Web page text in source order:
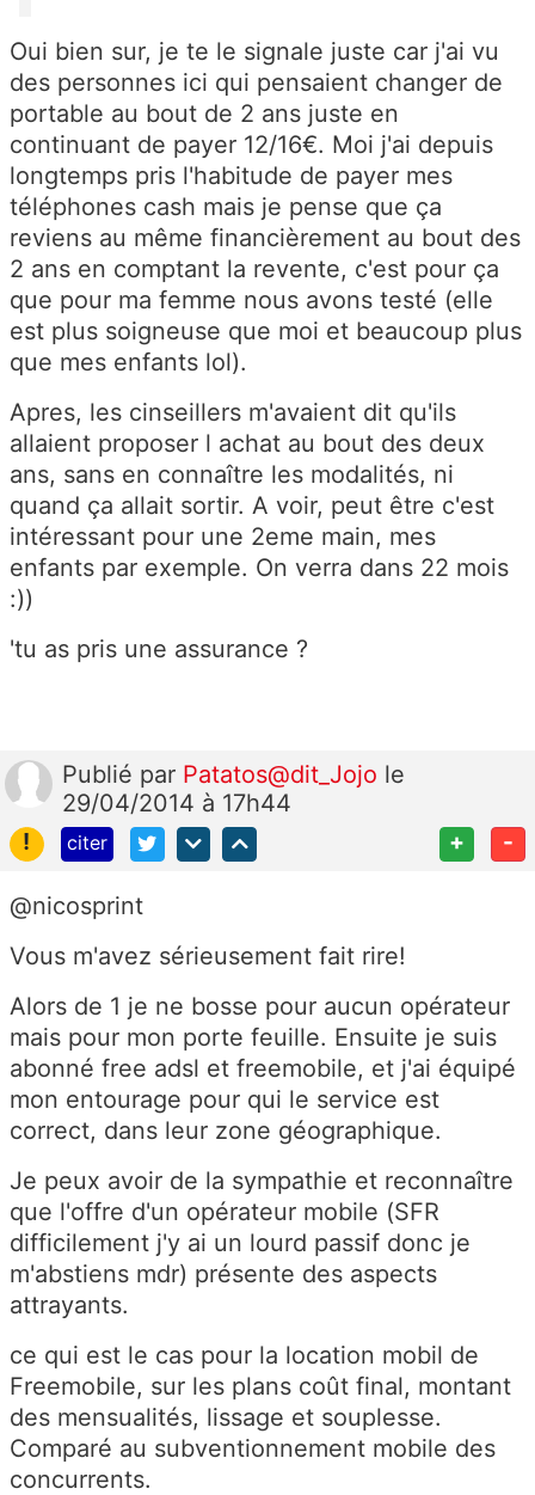
Oui bien sur, je te le signale juste car j'ai vu
des personnes ici qui pensaient changer de
portable au bout de 2 ans juste en
continuant de payer 12/16€. Moi j'ai depuis
longtemps pris l'habitude de payer mes
téléphones cash mais je pense que ça
reviens au même financièrement au bout des
2 ans en comptant la revente, c'est pour ça
que pour ma femme nous avons testé (elle
est plus soigneuse que moi et beaucoup plus
que mes enfants lol).
Apres, les cinseillers m'avaient dit qu'ils
allaient proposer l achat au bout des deux
ans, sans en connaître les modalités, ni
quand ça allait sortir. A voir, peut être c'est
intéressant pour une 2eme main, mes
enfants par exemple. On verra dans 22 mois
:))
'tu as pris une assurance ?
Publié par Patatos@dit_Jojo le
29/04/2014 à 17h44
!
citer + -
@nicosprint
Vous m'avez sérieusement fait rire!
Alors de 1 je ne bosse pour aucun opérateur
mais pour mon porte feuille. Ensuite je suis
abonné free adsl et freemobile, et j'ai équipé
mon entourage pour qui le service est
correct, dans leur zone géographique.
Je peux avoir de la sympathie et reconnaître
que l'offre d'un opérateur mobile (SFR
difficilement j'y ai un lourd passif donc je
m'abstiens mdr) présente des aspects
attrayants.
ce qui est le cas pour la location mobil de
Freemobile, sur les plans coût final, montant
des mensualités, lissage et souplesse.
Comparé au subventionnement mobile des
concurrents.